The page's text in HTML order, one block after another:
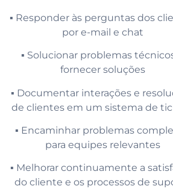
▪️ Responder às perguntas dos
por e-mail e chat
▪️ Solucionar problemas
fornecer soluções
▪️ Documentar interações e
de clientes em um sistema de
▪️ Encaminhar problemas
para equipes relevantes
▪️ Melhorar continuamente a
do cliente e os processos de